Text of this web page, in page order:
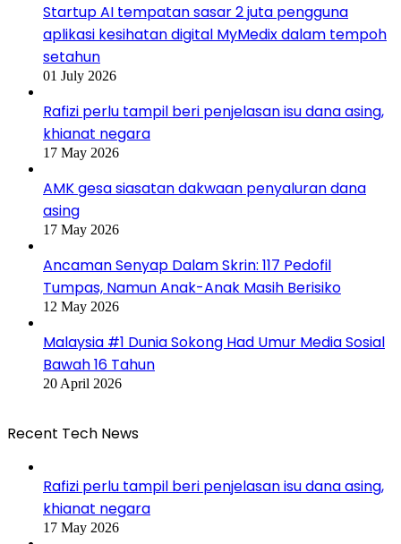
Startup AI tempatan sasar 2 juta pengguna
aplikasi kesihatan digital MyMedix dalam tempoh
setahun
01 July 2026
Rafizi perlu tampil beri penjelasan isu dana asing,
khianat negara
17 May 2026
AMK gesa siasatan dakwaan penyaluran dana
asing
17 May 2026
Ancaman Senyap Dalam Skrin: 117 Pedofil
Tumpas, Namun Anak-Anak Masih Berisiko
12 May 2026
Malaysia #1 Dunia Sokong Had Umur Media Sosial
Bawah 16 Tahun
20 April 2026
Recent Tech News
Rafizi perlu tampil beri penjelasan isu dana asing,
khianat negara
17 May 2026